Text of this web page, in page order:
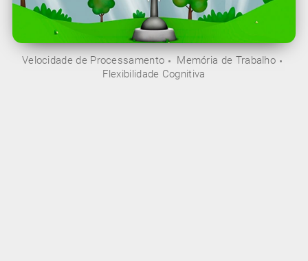
Velocidade de Processamento
Memória de Trabalho
Flexibilidade Cognitiva